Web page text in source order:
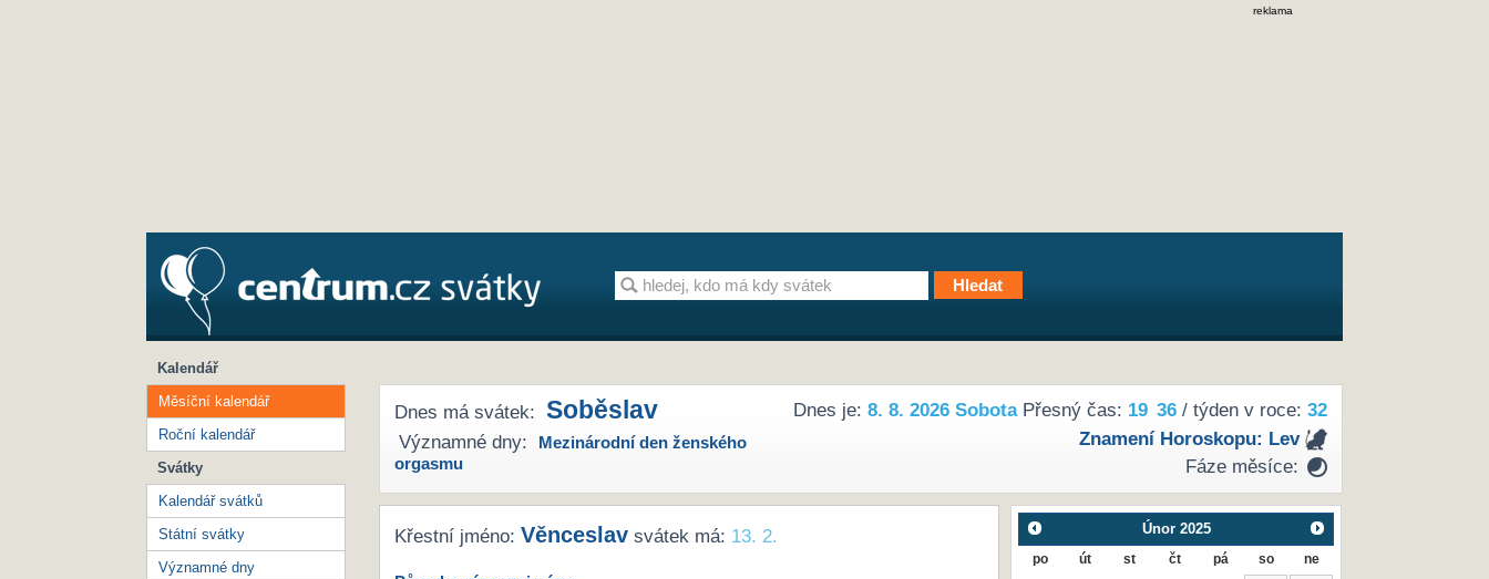
reklama
Dnes je: 8. 8. 2026 SobotaPřesný čas: 19 36/ týden v roce: 32
Znamení Horoskopu: Lev
Fáze měsíce:
Dnes má svátek: Soběslav
Významné dny:
Mezinárodní den ženského
orgasmu
Křestní jméno: Věnceslavsvátek má: 13. 2. Únor 2025
po út st čt pá so ne
Kalendář
Měsíční kalendář
Roční kalendář
Svátky
Kalendář svátků
Státní svátky
Významné dny